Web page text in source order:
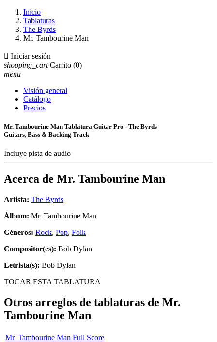
Inicio
Tablaturas
The Byrds
Mr. Tambourine Man
 Iniciar sesión
shopping_cart Carrito (0)
menu
Visión general
Catálogo
Precios
Mr. Tambourine Man Tablatura Guitar Pro - The Byrds
Guitars, Bass & Backing Track
Incluye pista de audio
Acerca de Mr. Tambourine Man
Artista: The Byrds
Álbum: Mr. Tambourine Man
Géneros: Rock, Pop, Folk
Compositor(es): Bob Dylan
Letrista(s): Bob Dylan
TOCAR ESTA TABLATURA
Otros arreglos de tablaturas de Mr.
Tambourine Man
Mr. Tambourine Man Full Score